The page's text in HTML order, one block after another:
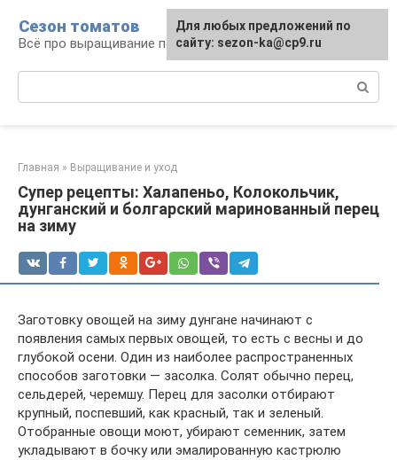
контенту
Сезон томатов
Всё про выращивание помидоров
Главная » Выращивание и уход
Супер рецепты: Халапеньо, Колокольчик,
дунганский и болгарский маринованный перец
на зиму
Заготовку овощей на зиму дунгане начинают с
появления самых первых овощей, то есть с весны и до
глубокой осени. Один из наиболее распространенных
способов заготовки — засолка. Солят обычно перец,
сельдерей, черемшу. Перец для засолки отбирают
крупный, поспевший, как красный, так и зеленый.
Отобранные овощи моют, убирают семенник, затем
укладывают в бочку или эмалированную кастрюлю
Для любых предложений по
сайту: sezon-ka@cp9.ru